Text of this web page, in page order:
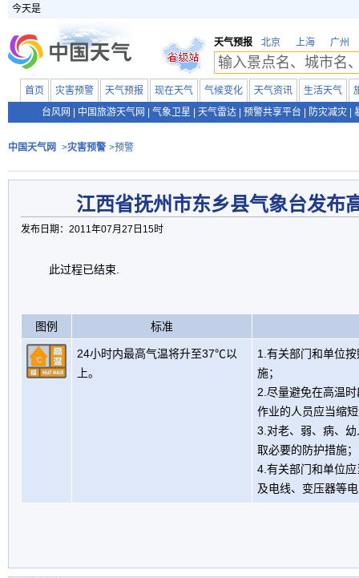
今天是
天气预报 北京 上海 广州
首页 灾害预警 天气预报 现在天气 气候变化 天气资讯 生活天气
台风网
中国旅游天气网 气象卫星 天气雷达 预警共享平台 防灾减灾
中国天气网 >灾害预警 >预警
江西省抚州市东乡县气象台发布
发布日期：2011年07月27日15时
此过程已结束.
图例 标准
24小时内最高气温将升至37℃以
上。
1.有关部门和单位
施；
2.尽量避免在高温
作业的人员应当缩
3.对老、弱、病、
取必要的防护措施；
4.有关部门和单位
及电线、变压器等